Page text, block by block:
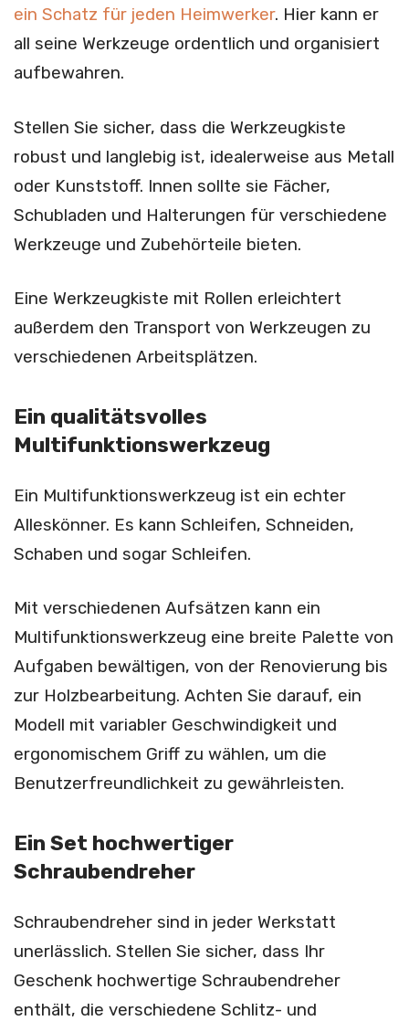
ein Schatz für jeden Heimwerker. Hier kann er
all seine Werkzeuge ordentlich und organisiert
aufbewahren.
Stellen Sie sicher, dass die Werkzeugkiste
robust und langlebig ist, idealerweise aus Metall
oder Kunststoff. Innen sollte sie Fächer,
Schubladen und Halterungen für verschiedene
Werkzeuge und Zubehörteile bieten.
Eine Werkzeugkiste mit Rollen erleichtert
außerdem den Transport von Werkzeugen zu
verschiedenen Arbeitsplätzen.
Ein qualitätsvolles
Multifunktionswerkzeug
Ein Multifunktionswerkzeug ist ein echter
Alleskönner. Es kann Schleifen, Schneiden,
Schaben und sogar Schleifen.
Mit verschiedenen Aufsätzen kann ein
Multifunktionswerkzeug eine breite Palette von
Aufgaben bewältigen, von der Renovierung bis
zur Holzbearbeitung. Achten Sie darauf, ein
Modell mit variabler Geschwindigkeit und
ergonomischem Griff zu wählen, um die
Benutzerfreundlichkeit zu gewährleisten.
Ein Set hochwertiger
Schraubendreher
Schraubendreher sind in jeder Werkstatt
unerlässlich. Stellen Sie sicher, dass Ihr
Geschenk hochwertige Schraubendreher
enthält, die verschiedene Schlitz- und